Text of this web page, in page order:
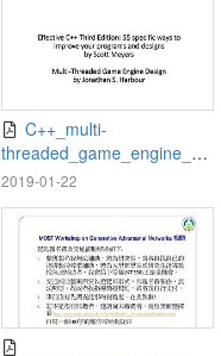
threaded_game_engine_1_
22_2019
2019-01-22